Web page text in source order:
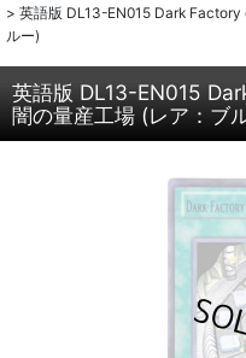
> 英語版 DL13-EN015 Dark
ルー)
英語版 DL13-EN015
闇の量産工場 (レア：ブ